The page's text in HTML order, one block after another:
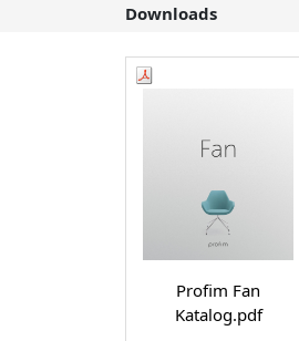
Downloads
Profim Fan
Katalog.pdf